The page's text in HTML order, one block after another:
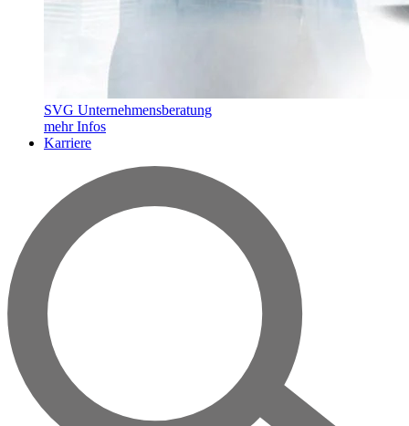
SVG Unternehmensberatung
mehr Infos
Karriere